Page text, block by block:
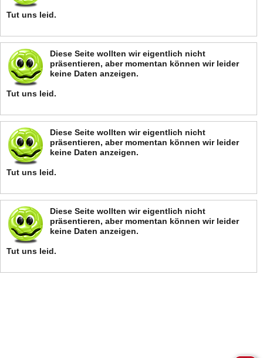
Tut uns leid.
Diese Seite wollten wir eigentlich nicht
präsentieren, aber momentan können wir leider
keine Daten anzeigen.
Tut uns leid.
Diese Seite wollten wir eigentlich nicht
präsentieren, aber momentan können wir leider
keine Daten anzeigen.
Tut uns leid.
Diese Seite wollten wir eigentlich nicht
präsentieren, aber momentan können wir leider
keine Daten anzeigen.
Tut uns leid.